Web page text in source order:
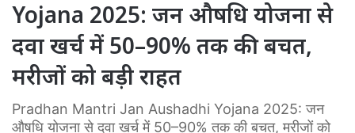
Yojana 2025: जन औषधि योजना से
दवा खर्च में 50–90% तक की बचत,
मरीजों को बड़ी राहत
Pradhan Mantri Jan Aushadhi Yojana 2025: जन
औषधि योजना से दवा खर्च में 50–90% तक की बचत, मरीजों को